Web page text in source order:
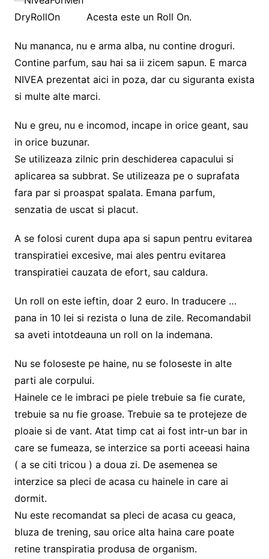
Acesta este un Roll On.
Nu mananca, nu e arma alba, nu contine droguri.
Contine parfum, sau hai sa ii zicem sapun. E marca
NIVEA prezentat aici in poza, dar cu siguranta exista
si multe alte marci.
Nu e greu, nu e incomod, incape in orice geant, sau
in orice buzunar.
Se utilizeaza zilnic prin deschiderea capacului si
aplicarea sa subbrat. Se utilizeaza pe o suprafata
fara par si proaspat spalata. Emana parfum,
senzatia de uscat si placut.
A se folosi curent dupa apa si sapun pentru evitarea
transpiratiei excesive, mai ales pentru evitarea
transpiratiei cauzata de efort, sau caldura.
Un roll on este ieftin, doar 2 euro. In traducere …
pana in 10 lei si rezista o luna de zile. Recomandabil
sa aveti intotdeauna un roll on la indemana.
Nu se foloseste pe haine, nu se foloseste in alte
parti ale corpului.
Hainele ce le imbraci pe piele trebuie sa fie curate,
trebuie sa nu fie groase. Trebuie sa te protejeze de
ploaie si de vant. Atat timp cat ai fost intr-un bar in
care se fumeaza, se interzice sa porti aceeasi haina
( a se citi tricou ) a doua zi. De asemenea se
interzice sa pleci de acasa cu hainele in care ai
dormit.
Nu este recomandat sa pleci de acasa cu geaca,
bluza de trening, sau orice alta haina care poate
retine transpiratia produsa de organism.